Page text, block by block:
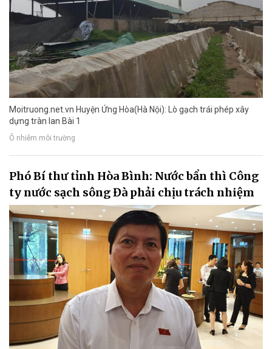
Moitruong.net.vn Huyện Ứng Hòa(Hà Nội): Lò gạch trái phép xây
dựng tràn lan Bài 1
Ô nhiễm môi trường
Phó Bí thư tỉnh Hòa Bình: Nước bẩn thì Công
ty nước sạch sông Đà phải chịu trách nhiệm